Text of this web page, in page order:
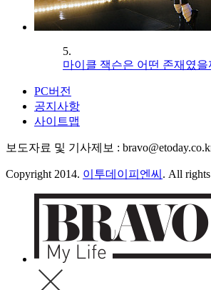
5.
마이클 잭슨은 어떤 존재였을
PC버전
공지사항
사이트맵
보도자료 및 기사제보 :
Copyright 2014. 이투데이피엔씨 . All rights